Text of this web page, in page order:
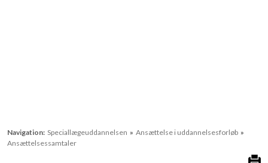
Navigation: Speciallægeuddannelsen » Ansættelse i uddannelsesforløb »
Ansættelsessamtaler